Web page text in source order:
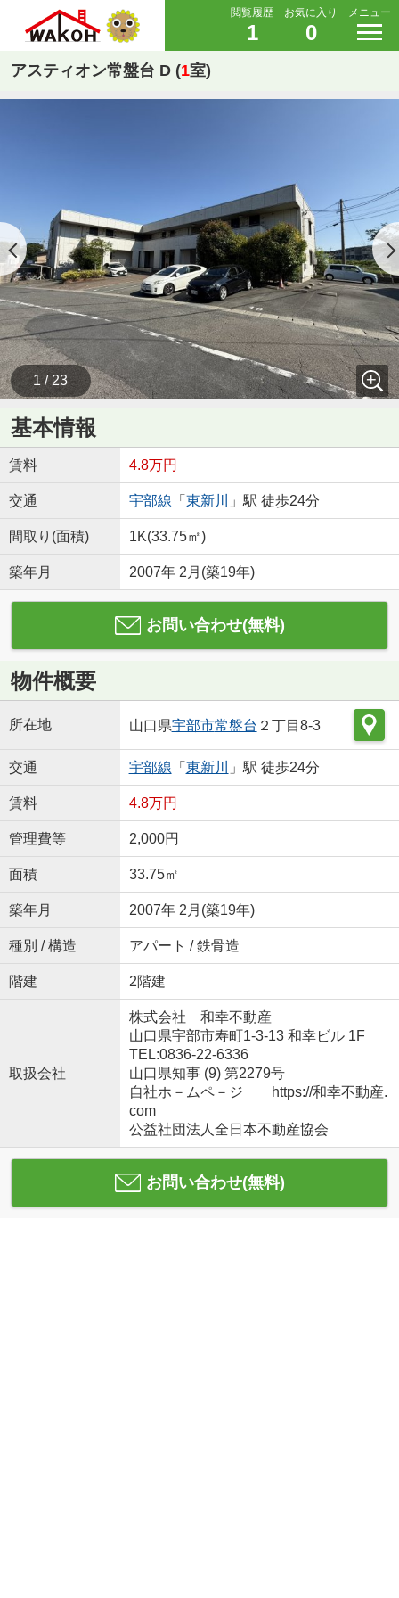
閲覧履歴
1
お気に入り
0
メニュー
アスティオン常盤台 D (1室)
1 / 23
基本情報
賃料 4.8万円
交通 宇部線 「 東新川 」駅 徒歩24分
間取り(面積) 1K(33.75㎡)
築年月 2007年 2月(築19年)
お問い合わせ(無料)
物件概要
所在地 山口県宇部市常盤台 ２丁目8-3
交通 宇部線 「 東新川 」駅 徒歩24分
賃料 4.8万円
管理費等 2,000円
面積 33.75㎡
築年月 2007年 2月(築19年)
種別 / 構造 アパート / 鉄骨造
階建 2階建
取扱会社
株式会社 和幸不動産
山口県宇部市寿町1-3-13 和幸ビル 1F
TEL:0836-22-6336
山口県知事 (9) 第2279号
自社ホ－ムペ－ジ https://和幸不動産.
com
公益社団法人全日本不動産協会
お問い合わせ(無料)